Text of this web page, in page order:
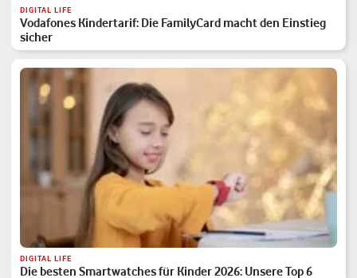
DIGITAL LIFE
Vodafones Kindertarif: Die FamilyCard macht den Einstieg
sicher
DIGITAL LIFE
Die besten Smartwatches für Kinder 2026: Unsere Top 6